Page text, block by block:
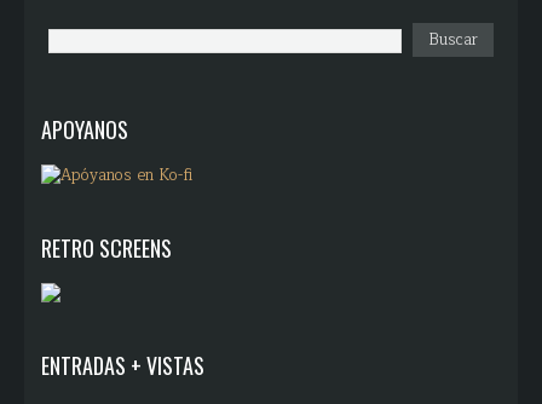
APOYANOS
RETRO SCREENS
ENTRADAS + VISTAS